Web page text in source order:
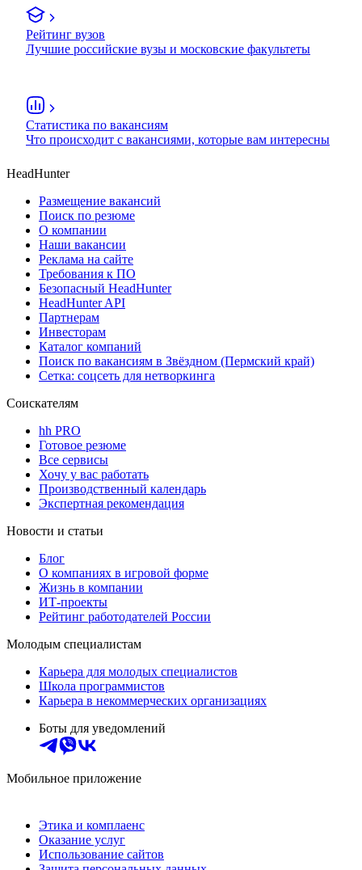
Рейтинг вузов
Лучшие российские вузы и московские факультеты
Статистика по вакансиям
Что происходит с вакансиями, которые вам интересны
HeadHunter
Размещение вакансий
Поиск по резюме
О компании
Наши вакансии
Реклама на сайте
Требования к ПО
Безопасный HeadHunter
HeadHunter API
Партнерам
Инвесторам
Каталог компаний
Поиск по вакансиям в Звёздном (Пермский край)
Сетка: соцсеть для нетворкинга
Соискателям
hh PRO
Готовое резюме
Все сервисы
Хочу у вас работать
Производственный календарь
Экспертная рекомендация
Новости и статьи
Блог
О компаниях в игровой форме
Жизнь в компании
ИТ-проекты
Рейтинг работодателей России
Молодым специалистам
Карьера для молодых специалистов
Школа программистов
Карьера в некоммерческих организациях
Боты для уведомлений
Мобильное приложение
Этика и комплаенс
Оказание услуг
Использование сайтов